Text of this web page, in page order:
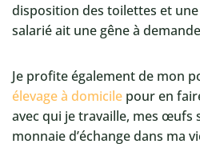
disposition des toilettes et
salarié ait une gêne à
Je profite également de mon
élevage à domicile pour en
avec qui je travaille, mes œufs
monnaie d’échange dans ma